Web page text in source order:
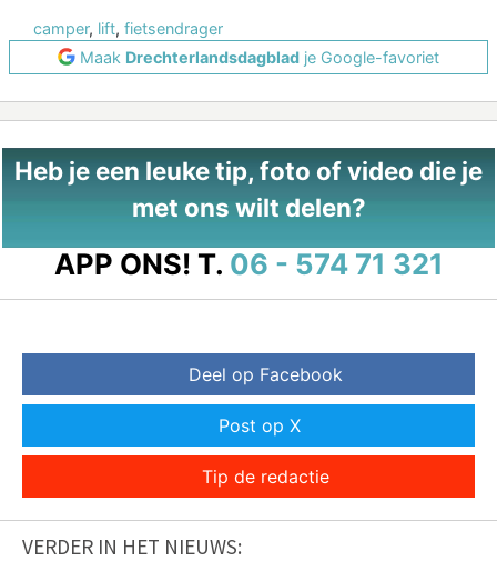
camper, lift, fietsendrager
Maak Drechterlandsdagblad je Google-favoriet
Heb je een leuke tip, foto of video die je
met ons wilt delen?
APP ONS! T. 06 - 574 71 321
Deel op Facebook
Post op X
Tip de redactie
VERDER IN HET NIEUWS: